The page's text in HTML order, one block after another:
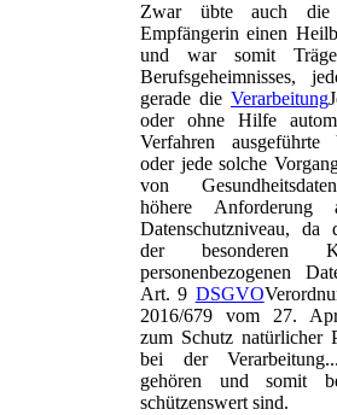
Zwar übte auch die
Empfängerin einen
und war somit
Berufsgeheimnisses,
gerade die Verarbeitung
oder ohne Hilfe
Verfahren ausgeführte
oder jede solche
von
höhere Anforderung
Datenschutzniveau, da
der besonderen
personenbezogenen
Art. 9 DSGVO
2016/679 vom 27.
zum Schutz natürlicher
bei der
gehören und somit
schützenswert sind.